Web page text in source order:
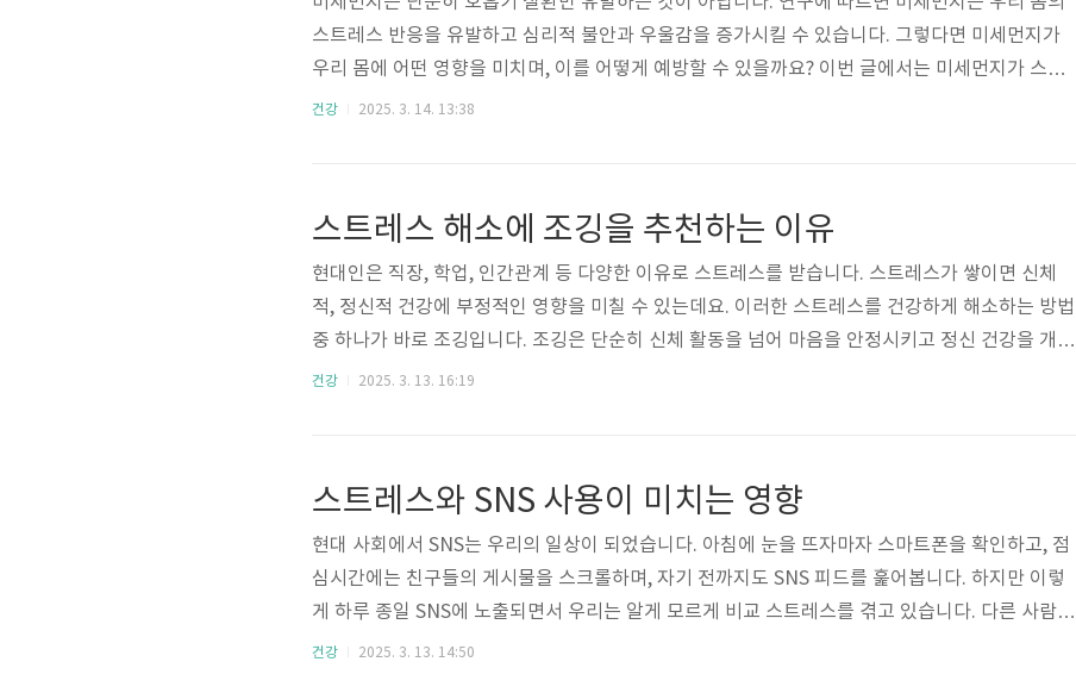
스트레스 반응을 유발하고 심리적 불안과 우울감을 증가시킬 수 있습니다. 그렇다면 미세먼지가
우리 몸에 어떤 영향을 미치며, 이를 어떻게 예방할 수 있을까요? 이번 글에서는 미세먼지가 스트
레스와 관련된 신체 반응을 어떻게 촉진하는지 과학적 원리와 함께 알아보겠습니다.1. 스트레스를
속으로 들어오면 면역 시스템이 이를 감지하고 염증 반응..
건강 2025. 3. 14. 13:38
스트레스 해소에 조깅을 추천하는 이유
현대인은 직장, 학업, 인간관계 등 다양한 이유로 스트레스를 받습니다. 스트레스가 쌓이면 신체
적, 정신적 건강에 부정적인 영향을 미칠 수 있는데요. 이러한 스트레스를 건강하게 해소하는 방법
중 하나가 바로 조깅입니다. 조깅은 단순히 신체 활동을 넘어 마음을 안정시키고 정신 건강을 개선
하는 데 큰 도움을 줄 수 있습니다. 이번 글에서는 조깅이 스트레스 해소에 좋은 이유와 올바른 러
비 촉진조깅을 하면 우리 몸에서 엔도르핀이라는 ..
건강 2025. 3. 13. 16:19
스트레스와 SNS 사용이 미치는 영향
현대 사회에서 SNS는 우리의 일상이 되었습니다. 아침에 눈을 뜨자마자 스마트폰을 확인하고, 점
심시간에는 친구들의 게시물을 스크롤하며, 자기 전까지도 SNS 피드를 훑어봅니다. 하지만 이렇
게 하루 종일 SNS에 노출되면서 우리는 알게 모르게 비교 스트레스를 겪고 있습니다. 다른 사람들
의 화려한 일상을 보며 자신과 비교하고, 상대적으로 초라해 보이는 자신의 현실에 불만을 가지게
건강 2025. 3. 13. 14:50